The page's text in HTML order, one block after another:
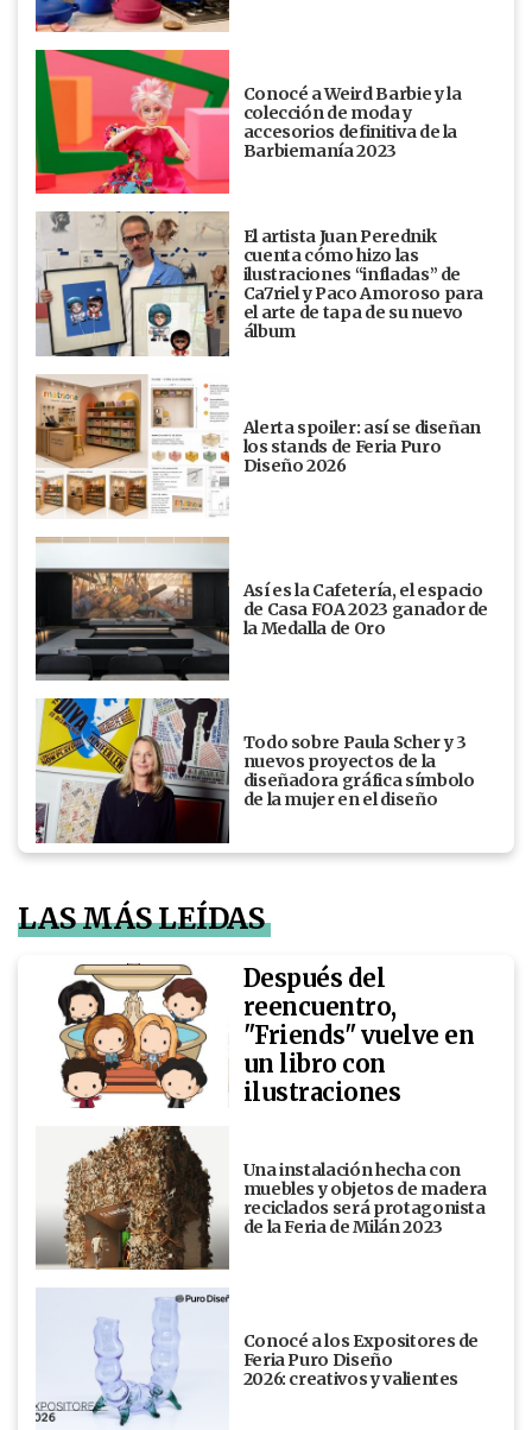
Conocé a Weird Barbie y la
colección de moda y
accesorios definitiva de la
Barbiemanía 2023
El artista Juan Perednik
cuenta cómo hizo las
ilustraciones “infladas” de
Ca7riel y Paco Amoroso para
el arte de tapa de su nuevo
álbum
Alerta spoiler: así se diseñan
los stands de Feria Puro
Diseño 2026
Así es la Cafetería, el espacio
de Casa FOA 2023 ganador de
la Medalla de Oro
Todo sobre Paula Scher y 3
nuevos proyectos de la
diseñadora gráfica símbolo
de la mujer en el diseño
LAS MÁS LEÍDAS
Después del
reencuentro,
"Friends" vuelve en
un libro con
ilustraciones
Una instalación hecha con
muebles y objetos de madera
reciclados será protagonista
de la Feria de Milán 2023
Conocé a los Expositores de
Feria Puro Diseño
2026: creativos y valientes